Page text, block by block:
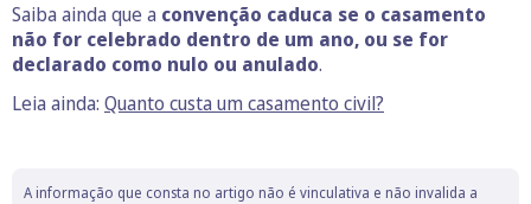
Saiba ainda que a convenção caduca se o casamento
não for celebrado dentro de um ano, ou se for
declarado como nulo ou anulado.
Leia ainda: Quanto custa um casamento civil?
A informação que consta no artigo não é vinculativa e não invalida a